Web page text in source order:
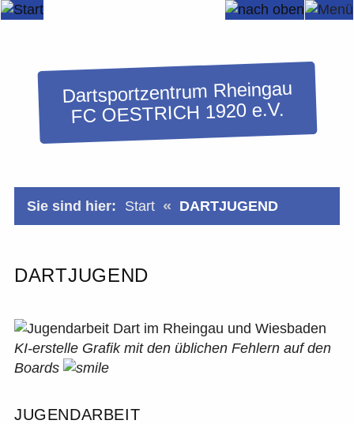
Dartsportzentrum Rheingau
FC OESTRICH 1920 e.V.
Sie sind hier: Start « DARTJUGEND
DARTJUGEND
KI-erstelle Grafik mit den üblichen Fehlern auf den
Boards
JUGENDARBEIT